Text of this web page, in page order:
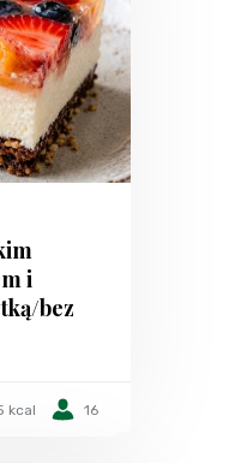
i
bez
kcal 16